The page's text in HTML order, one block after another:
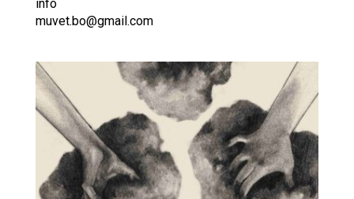
info
muvet.bo@gmail.com